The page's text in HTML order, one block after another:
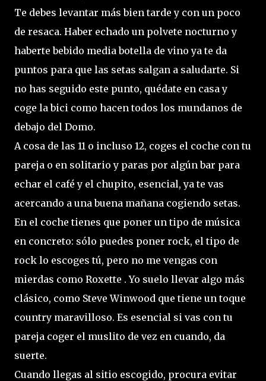
Te debes levantar más bien tarde y con un poco
de resaca. Haber echado un polvete nocturno y
haberte bebido media botella de vino ya te da
puntos para que las setas salgan a saludarte. Si
no has seguido este punto, quédate en casa y
coge la bici como hacen todos los mundanos de
debajo del Domo.
A cosa de las 11 o incluso 12, coges el coche con tu
pareja o en solitario y paras por algún bar para
echar el café y el chupito, esencial, ya te vas
acercando a una buena mañana cogiendo setas.
En el coche tienes que poner un tipo de música
en concreto: sólo puedes poner rock, el tipo de
rock lo escoges tú, pero no me vengas con
mierdas como Roxette . Yo suelo llevar algo más
clásico, como Steve Winwood que tiene un toque
country maravilloso. Es esencial si vas con tu
pareja coger el muslito de vez en cuando, da
suerte.
Cuando llegas al sitio escogido, procura evitar